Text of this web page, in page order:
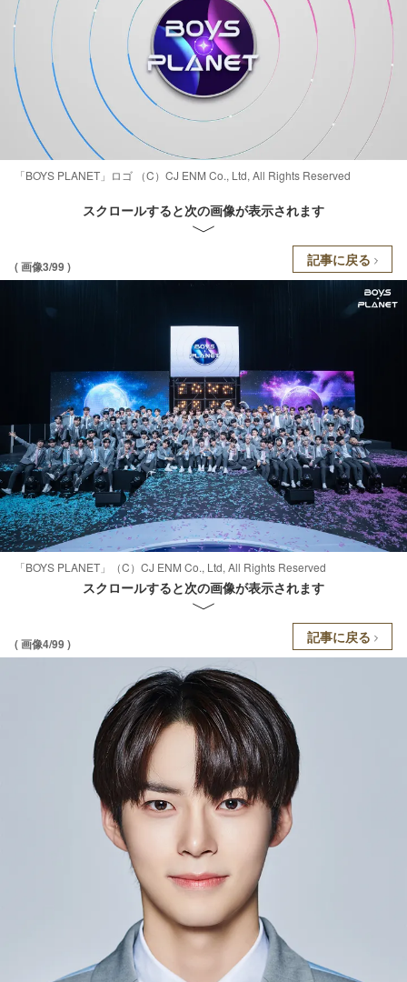
「BOYS PLANET」ロゴ （C）CJ ENM Co., Ltd, All Rights Reserved
スクロールすると次の画像が表示されます
( 画像3/99 ) 記事に戻る
「BOYS PLANET」（C）CJ ENM Co., Ltd, All Rights Reserved
スクロールすると次の画像が表示されます
( 画像4/99 ) 記事に戻る